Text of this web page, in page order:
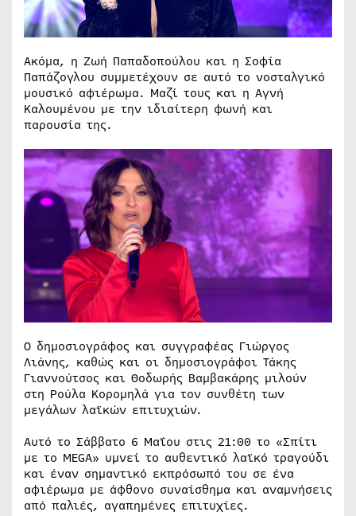
Ακόμα, η Ζωή Παπαδοπούλου και η Σοφία
Παπάζογλου συμμετέχουν σε αυτό το νοσταλγικό
μουσικό αφιέρωμα. Μαζί τους και η Αγνή
Καλουμένου με την ιδιαίτερη φωνή και
παρουσία της.
Ο δημοσιογράφος και συγγραφέας Γιώργος
Λιάνης, καθώς και οι δημοσιογράφοι Τάκης
Γιαννούτσος και Θοδωρής Βαμβακάρης μιλούν
στη Ρούλα Κορομηλά για τον συνθέτη των
μεγάλων λαϊκών επιτυχιών.
Αυτό το Σάββατο 6 Μαΐου στις 21:00 το «Σπίτι
με το MEGA» υμνεί το αυθεντικό λαϊκό τραγούδι
και έναν σημαντικό εκπρόσωπό του σε ένα
αφιέρωμα με άφθονο συναίσθημα και αναμνήσεις
από παλιές, αγαπημένες επιτυχίες.